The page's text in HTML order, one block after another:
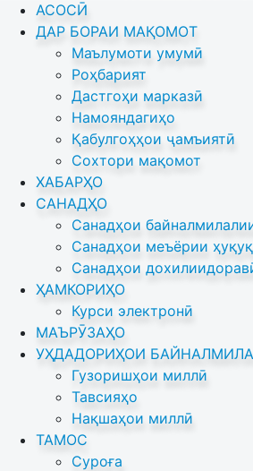
АСОСӢ
ДАР БОРАИ МАҚОМОТ
Маълумоти умумӣ
Роҳбарият
Дастгоҳи марказӣ
Намояндагиҳо
Қабулгоҳҳои ҷамъиятӣ
Сохтори мақомот
ХАБАРҲО
САНАДҲО
Санадҳои
Санадҳои меъёрии
Санадҳои
ҲАМКОРИҲО
Курси электронӣ
МАЪРӮЗАҲО
УҲДАДОРИҲОИ
Гузоришҳои миллӣ
Тавсияҳо
Нақшаҳои миллӣ
ТАМОС
Суроға